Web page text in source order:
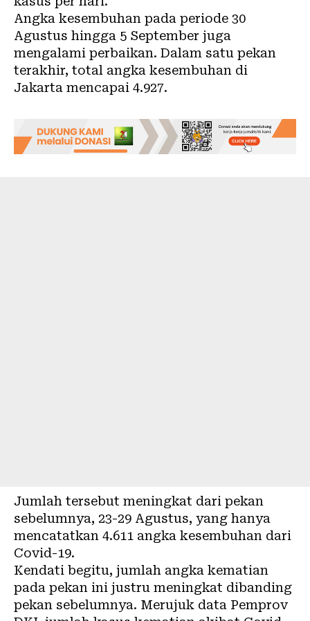
Angka kesembuhan pada periode 30
Agustus hingga 5 September juga
mengalami perbaikan. Dalam satu pekan
terakhir, total angka kesembuhan di
Jakarta mencapai 4.927.
Jumlah tersebut meningkat dari pekan
sebelumnya, 23-29 Agustus, yang hanya
mencatatkan 4.611 angka kesembuhan dari
Covid-19.
Kendati begitu, jumlah angka kematian
pada pekan ini justru meningkat dibanding
pekan sebelumnya. Merujuk data Pemprov